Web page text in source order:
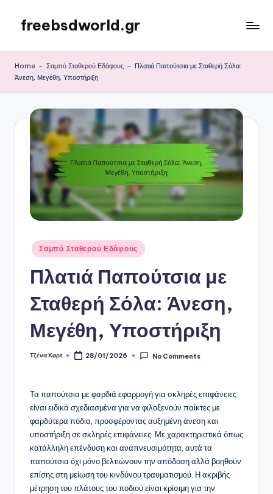
content
freebsdworld.gr
Home - Σαμπό Σταθερού Εδάφους - Πλατιά Παπούτσια με Σταθερή Σόλα:
Άνεση, Μεγέθη, Υποστήριξη
Posted
in
Σαμπό Σταθερού Εδάφους
Πλατιά Παπούτσια με
Σταθερή Σόλα: Άνεση,
Μεγέθη, Υποστήριξη
Posted
Τζένα Χαρτ 28/01/2026 No Comments
Τα παπούτσια με φαρδιά εφαρμογή για σκληρές επιφάνειες
είναι ειδικά σχεδιασμένα για να φιλοξενούν παίκτες με
φαρδύτερα πόδια, προσφέροντας αυξημένη άνεση και
υποστήριξη σε σκληρές επιφάνειες. Με χαρακτηριστικά όπως
κατάλληλη επένδυση και αναπνευσιμότητα, αυτά τα
παπούτσια όχι μόνο βελτιώνουν την απόδοση αλλά βοηθούν
επίσης στη μείωση του κινδύνου τραυματισμού. Η ακριβής
μέτρηση του πλάτους του ποδιού είναι κρίσιμη για την